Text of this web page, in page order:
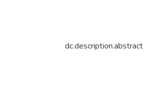
dc.description.abstract